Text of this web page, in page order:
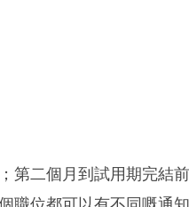
第二個月到試用期完結